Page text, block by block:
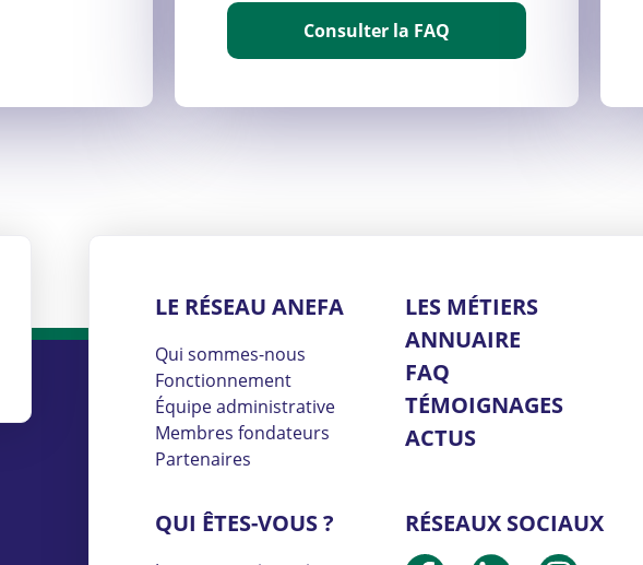
Consulter la FAQ
LE RÉSEAU ANEFA
Qui sommes-nous
Fonctionnement
Équipe administrative
Membres fondateurs
Partenaires
QUI ÊTES-VOUS ?
LES MÉTIERS
ANNUAIRE
FAQ
TÉMOIGNAGES
ACTUS
RÉSEAUX SOCIAUX